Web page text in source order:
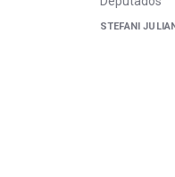
STEFANI